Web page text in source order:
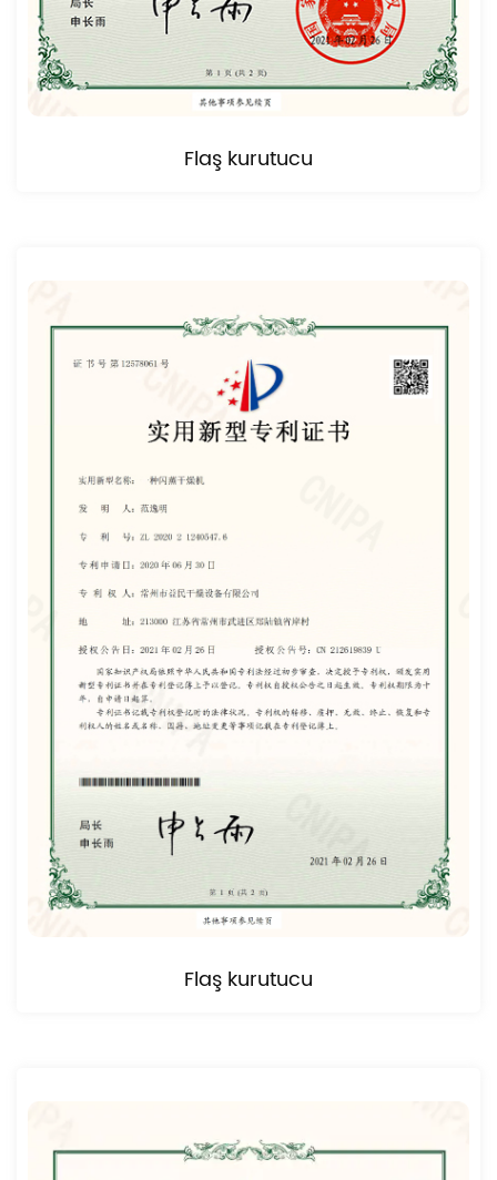
Flaş kurutucu
Flaş kurutucu